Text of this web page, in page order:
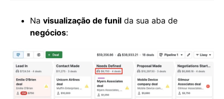
Na visualização de funil da sua aba de
negócios: